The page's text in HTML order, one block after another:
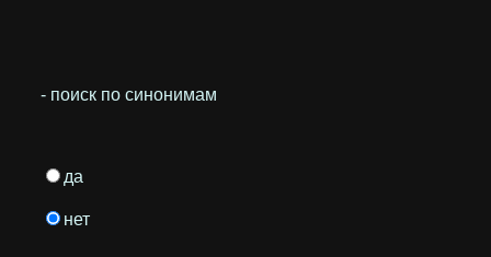
- поиск по синонимам
да
нет